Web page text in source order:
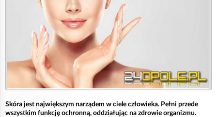
Skóra jest największym narządem w ciele człowieka. Pełni przede
wszystkim funkcję ochronną, oddziałując na zdrowie organizmu.